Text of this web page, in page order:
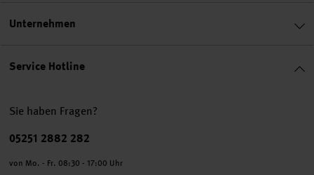
Service Hotline
Sie haben Fragen?
Telefonnummer
05251 2882 282
von Mo. - Fr. 08:30 - 17:00 Uhr
Unternehmen